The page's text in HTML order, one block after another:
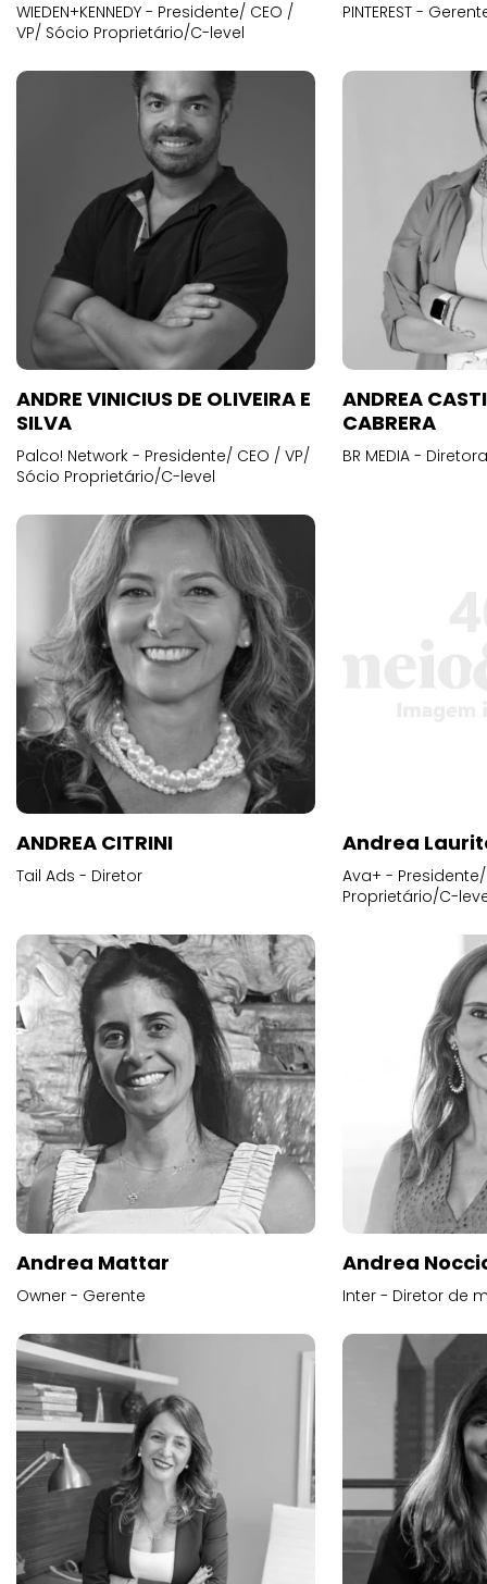
WIEDEN+KENNEDY - Presidente/ CEO /
VP/ Sócio Proprietário/C-level
PINTEREST -
ANDRE VINICIUS DE OLIVEIRA E
SILVA
Palco! Network - Presidente/ CEO / VP/
Sócio Proprietário/C-level
ANDREA
CABRERA
BR MEDIA -
ANDREA CITRINI
Tail Ads - Diretor
Andrea
Ava+ -
Proprietário/C-
Andrea Mattar
Owner - Gerente
Andrea
Inter - Diretor de